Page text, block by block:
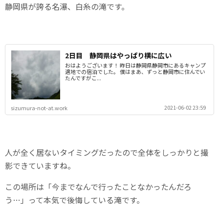
静岡県が誇る名瀑、白糸の滝です。
2日目 静岡県はやっぱり横に広い
おはようございます！ 昨日は静岡県静岡市にあるキャンプ
適地での宿泊でした。 僕はまあ、ずっと静岡市に住んでい
たんですがこ...
sizumura-not-at.work 2021-06-02 23:59
人が全く居ないタイミングだったので全体をしっかりと撮
影できていますね。
この場所は「今までなんで行ったことなかったんだろ
う…」って本気で後悔している滝です。